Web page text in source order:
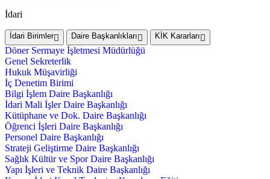
İdari
İdari Birimler Daire Başkanlıkları KİK Kararları
Döner Sermaye İşletmesi Müdürlüğü
Genel Sekreterlik
Hukuk Müşavirliği
İç Denetim Birimi
Bilgi İşlem Daire Başkanlığı
İdari Mali İşler Daire Başkanlığı
Kütüphane ve Dok. Daire Başkanlığı
Öğrenci İşleri Daire Başkanlığı
Personel Daire Başkanlığı
Strateji Geliştirme Daire Başkanlığı
Sağlık Kültür ve Spor Daire Başkanlığı
Yapı İşleri ve Teknik Daire Başkanlığı